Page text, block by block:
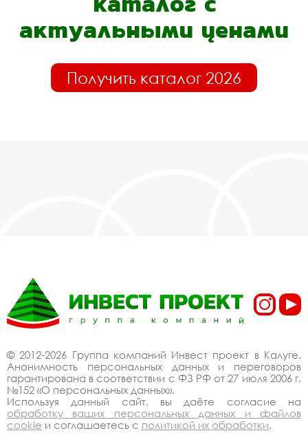
актуальными ценами
Получить каталог 2026
© 2012-2026 Группа компаний Инвест проект в Калуге.
Анонимность персональных данных и переговоров
гарантирована в соответствии с ФЗ РФ от 27 июля 2006 г.
№152 «О персональных данных».
Используя данный сайт, вы даёте согласие на
обработку ваших персональных данных и файлов
cookie и соглашаетесь с политикой их обработки.